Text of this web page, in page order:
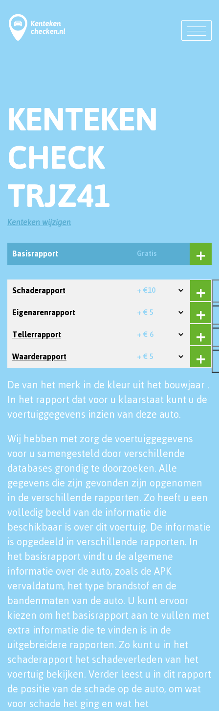
KENTEKEN
CHECK
TRJZ41
Kenteken wijzigen
Basisrapport Gratis
Schaderapport + €10
Eigenarenrapport + € 5
Tellerrapport + € 6
Waarderapport + € 5
De van het merk in de kleur uit het bouwjaar .
In het rapport dat voor u klaarstaat kunt u de
voertuiggegevens inzien van deze auto.
Wij hebben met zorg de voertuiggegevens
voor u samengesteld door verschillende
databases grondig te doorzoeken. Alle
gegevens die zijn gevonden zijn opgenomen
in de verschillende rapporten. Zo heeft u een
volledig beeld van de informatie die
beschikbaar is over dit voertuig. De informatie
is opgedeeld in verschillende rapporten. In
het basisrapport vindt u de algemene
informatie over de auto, zoals de APK
vervaldatum, het type brandstof en de
bandenmaten van de auto. U kunt ervoor
kiezen om het basisrapport aan te vullen met
extra informatie die te vinden is in de
uitgebreidere rapporten. Zo kunt u in het
schaderapport het schadeverleden van het
voertuig bekijken. Verder leest u in dit rapport
de positie van de schade op de auto, om wat
voor schade het ging en wat het